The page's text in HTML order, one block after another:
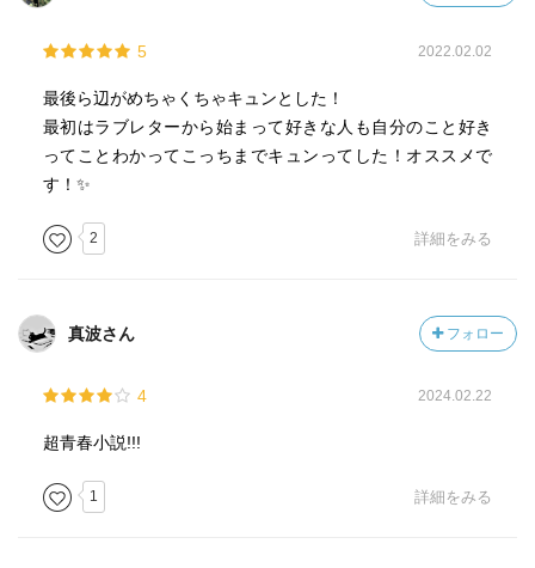
5 2022.02.02
最後ら辺がめちゃくちゃキュンとした！
最初はラブレターから始まって好きな人も自分のこと好き
ってことわかってこっちまでキュンってした！オススメで
す！✨
2 詳細をみる
真波さん フォロー
4 2024.02.22
超青春小説!!!
1 詳細をみる